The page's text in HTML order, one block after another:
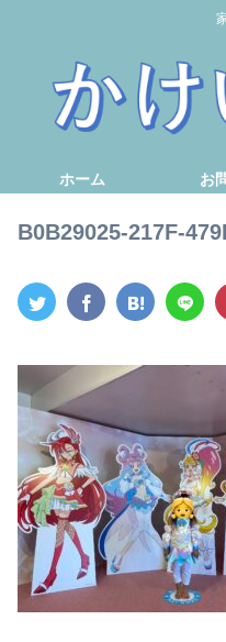
ホーム お
B0B29025-217F-